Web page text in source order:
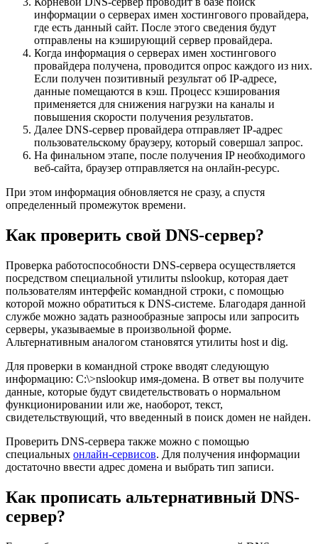
информации о серверах имен хостингового провайдера,
где есть данный сайт. После этого сведения будут
отправлены на кэширующий сервер провайдера.
Когда информация о серверах имен хостингового
провайдера получена, проводится опрос каждого из них.
Если получен позитивный результат об IP-адресе,
данные помещаются в кэш. Процесс кэширования
применяется для снижения нагрузки на каналы и
повышения скорости получения результатов.
Далее DNS-сервер провайдера отправляет IP-адрес
пользовательскому браузеру, который совершал запрос.
На финальном этапе, после получения IP необходимого
веб-сайта, браузер отправляется на онлайн-ресурс.
При этом информация обновляется не сразу, а спустя
определенный промежуток времени.
Как проверить свой DNS-сервер?
Проверка работоспособности DNS-сервера осуществляется
посредством специальной утилиты nslookup, которая дает
пользователям интерфейс командной строки, с помощью
которой можно обратиться к DNS-системе. Благодаря данной
службе можно задать разнообразные запросы или запросить
серверы, указываемые в произвольной форме.
Альтернативным аналогом становятся утилиты host и dig.
Для проверки в командной строке вводят следующую
информацию: C:\>nslookup имя-домена. В ответ вы получите
данные, которые будут свидетельствовать о нормальном
функционировании или же, наоборот, текст,
свидетельствующий, что введенный в поиск домен не найден.
Проверить DNS-сервера также можно с помощью
специальных онлайн-сервисов. Для получения информации
достаточно ввести адрес домена и выбрать тип записи.
Как прописать альтернативный DNS-
сервер?